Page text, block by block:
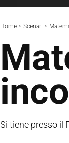
Home Scenari
Si tiene presso il